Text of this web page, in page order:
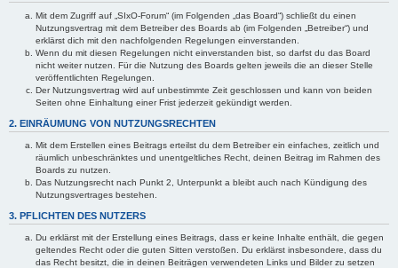
Mit dem Zugriff auf „SIxO-Forum“ (im Folgenden „das Board“) schließt du einen
Nutzungsvertrag mit dem Betreiber des Boards ab (im Folgenden „Betreiber“) und
erklärst dich mit den nachfolgenden Regelungen einverstanden.
Wenn du mit diesen Regelungen nicht einverstanden bist, so darfst du das Board
nicht weiter nutzen. Für die Nutzung des Boards gelten jeweils die an dieser Stelle
veröffentlichten Regelungen.
Der Nutzungsvertrag wird auf unbestimmte Zeit geschlossen und kann von beiden
Seiten ohne Einhaltung einer Frist jederzeit gekündigt werden.
2. EINRÄUMUNG VON NUTZUNGSRECHTEN
Mit dem Erstellen eines Beitrags erteilst du dem Betreiber ein einfaches, zeitlich und
räumlich unbeschränktes und unentgeltliches Recht, deinen Beitrag im Rahmen des
Boards zu nutzen.
Das Nutzungsrecht nach Punkt 2, Unterpunkt a bleibt auch nach Kündigung des
Nutzungsvertrages bestehen.
3. PFLICHTEN DES NUTZERS
Du erklärst mit der Erstellung eines Beitrags, dass er keine Inhalte enthält, die gegen
geltendes Recht oder die guten Sitten verstoßen. Du erklärst insbesondere, dass du
das Recht besitzt, die in deinen Beiträgen verwendeten Links und Bilder zu setzen